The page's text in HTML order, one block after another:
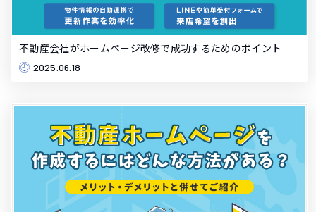
不動産会社がホームページ改修で成功するためのポイント
2025.06.18